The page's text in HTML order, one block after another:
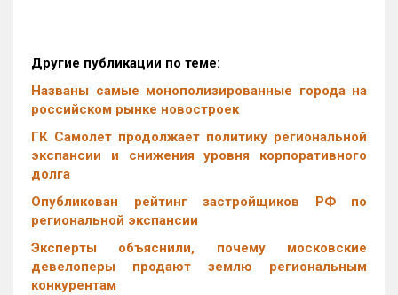
Другие публикации по теме:
Названы самые монополизированные города на
российском рынке новостроек
ГК Самолет продолжает политику региональной
экспансии и снижения уровня корпоративного
долга
Опубликован рейтинг застройщиков РФ по
региональной экспансии
Эксперты объяснили, почему московские
девелоперы продают землю региональным
конкурентам